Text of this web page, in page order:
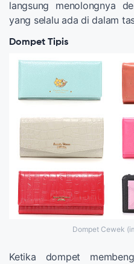
langsung menolongnya
yang selalu ada di dalam
Dompet Tipis
Dompet Cewek
Ketika dompet